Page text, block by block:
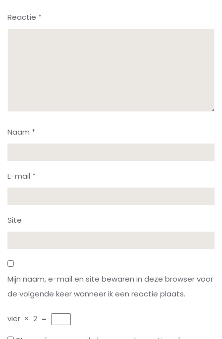
Reactie *
Naam *
E-mail *
Site
Mijn naam, e-mail en site bewaren in deze browser voor
de volgende keer wanneer ik een reactie plaats.
vier × 2 =